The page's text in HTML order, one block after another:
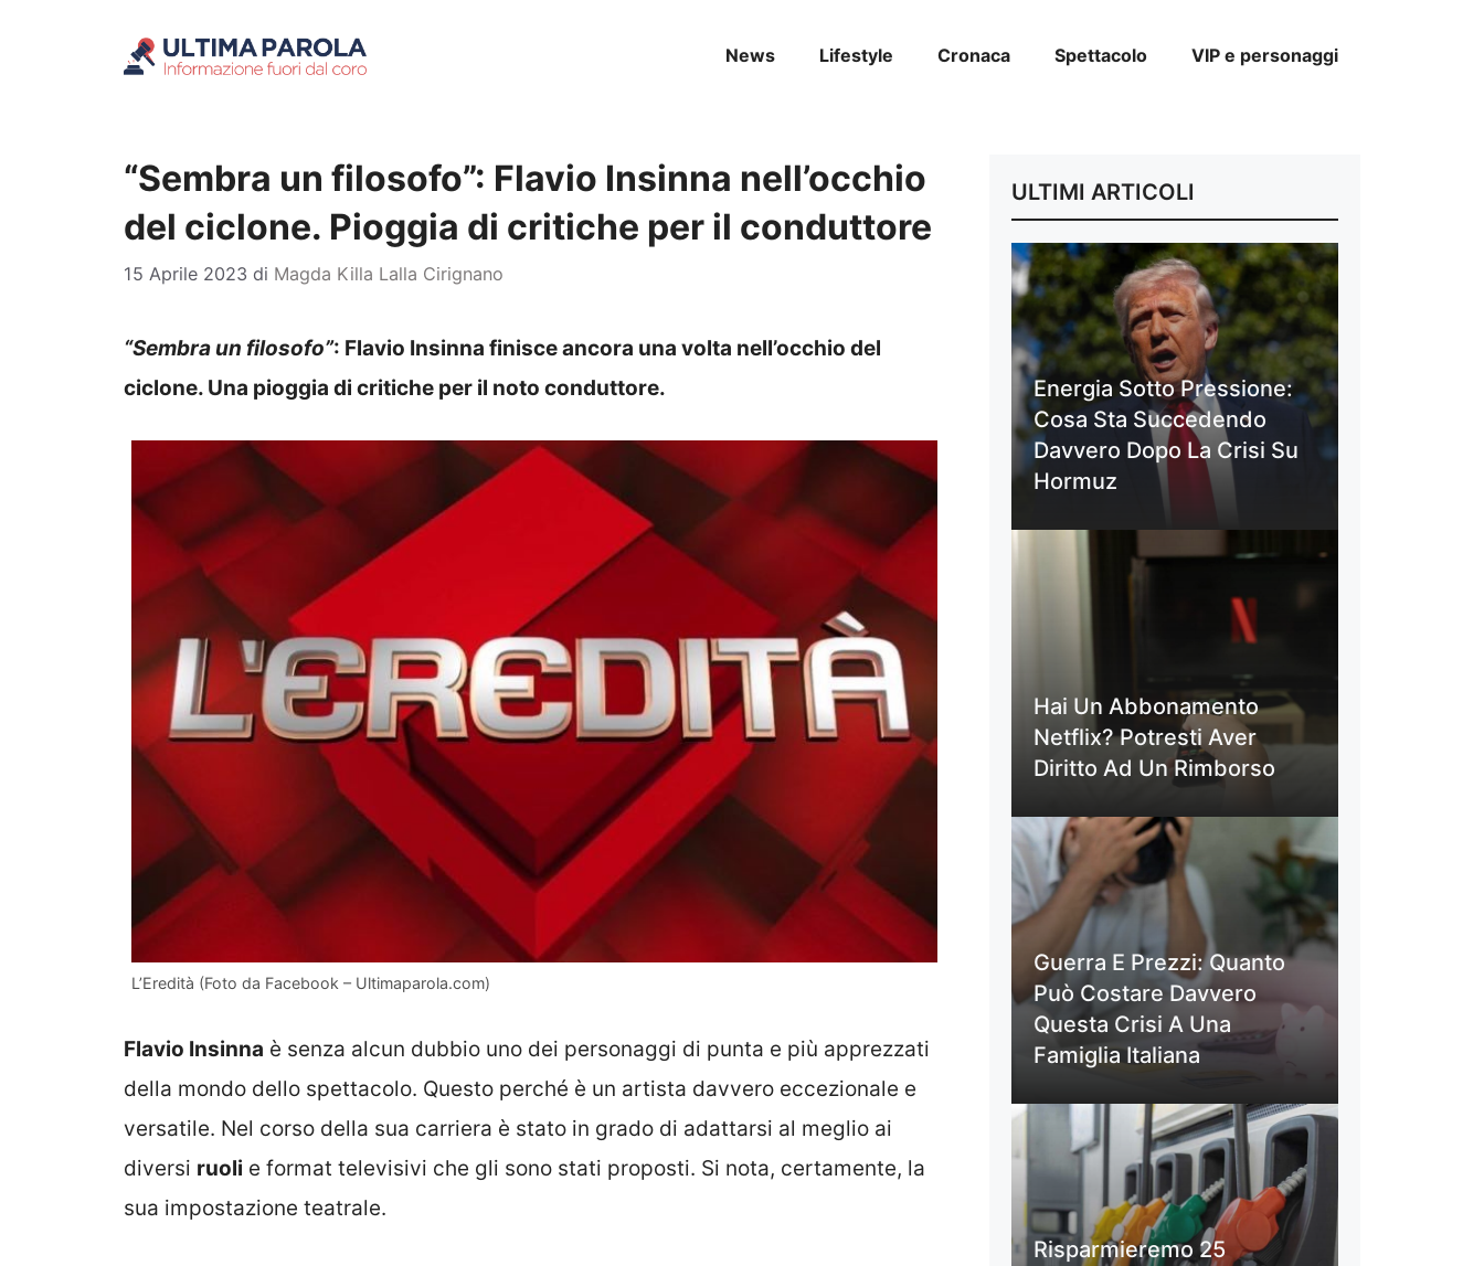
News Lifestyle Cronaca Spettacolo VIP e personaggi
“Sembra un filosofo”: Flavio Insinna nell’occhio
del ciclone. Pioggia di critiche per il conduttore
15 Aprile 2023 di Magda Killa Lalla Cirignano
“Sembra un filosofo”: Flavio Insinna finisce ancora una volta nell’occhio del
ciclone. Una pioggia di critiche per il noto conduttore.
L’Eredità (Foto da Facebook – Ultimaparola.com)
Flavio Insinna è senza alcun dubbio uno dei personaggi di punta e più apprezzati
della mondo dello spettacolo. Questo perché è un artista davvero eccezionale e
versatile. Nel corso della sua carriera è stato in grado di adattarsi al meglio ai
diversi ruoli e format televisivi che gli sono stati proposti. Si nota, certamente, la
sua impostazione teatrale.
ULTIMI ARTICOLI
Energia Sotto Pressione:
Cosa Sta Succedendo
Davvero Dopo La Crisi Su
Hormuz
Hai Un Abbonamento
Netflix? Potresti Aver
Diritto Ad Un Rimborso
Guerra E Prezzi: Quanto
Può Costare Davvero
Questa Crisi A Una
Famiglia Italiana
Risparmieremo 25